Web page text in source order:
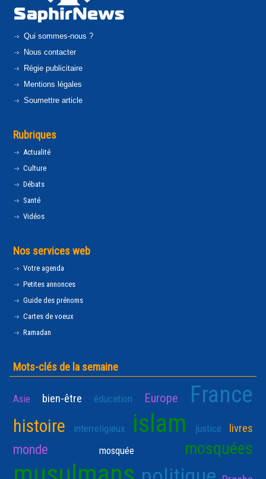
Qui sommes-nous ?
Nous contacter
Régie publicitaire
Mentions légales
Soumettre article
Rubriques
Actualité
Culture
Débats
Santé
Vidéos
Nos services web
Votre agenda
Petites annonces
Guide des prénoms
Cartes de voeux
Ramadan
Mots-clés de la semaine
Asie bien-être éducation Europe France
histoire interreligieux islam justice livres
monde mosquée mosquées